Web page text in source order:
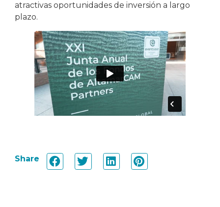
atractivas oportunidades de inversión a largo
plazo.
Share